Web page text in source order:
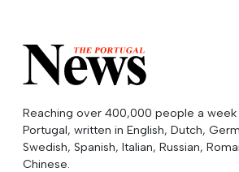
Reaching over 400,000 people a
Portugal, written in English, Dutch,
Swedish, Spanish, Italian, Russian,
Chinese.